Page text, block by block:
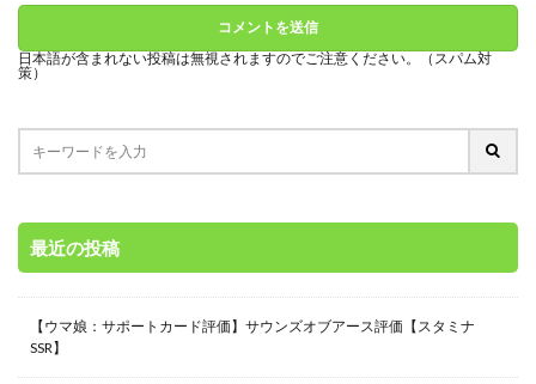
日本語が含まれない投稿は無視されますのでご注意ください。（スパム対
策）
最近の投稿
【ウマ娘：サポートカード評価】サウンズオブアース評価【スタミナ
SSR】